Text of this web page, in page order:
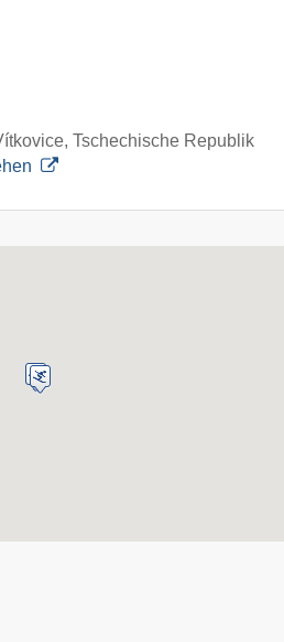
Tschechische Republik